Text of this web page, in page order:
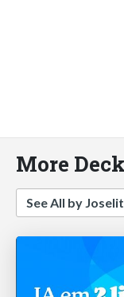
More
See All by